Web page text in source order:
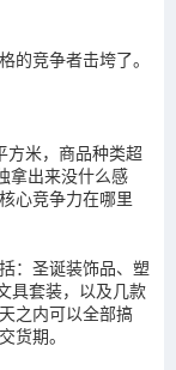
的竞争者击垮了。
方米，商品种类超
拿出来没什么感
心竞争力在哪里
：圣诞装饰品、塑
具套装，以及几款
之内可以全部搞
货期。